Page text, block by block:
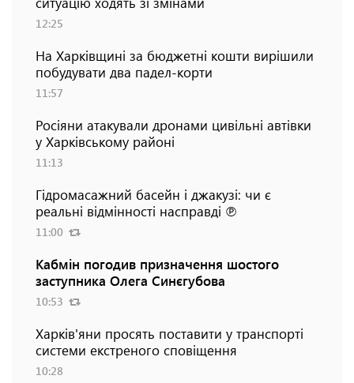
12:25
На Харківщині за бюджетні кошти вирішили
побудувати два падел-корти
11:57
Росіяни атакували дронами цивільні автівки
у Харківському районі
11:13
Гідромасажний басейн і джакузі: чи є
реальні відмінності насправді ℗
11:00
Кабмін погодив призначення шостого
заступника Олега Синєгубова
10:53
Харків'яни просять поставити у транспорті
системи екстреного сповіщення
10:28